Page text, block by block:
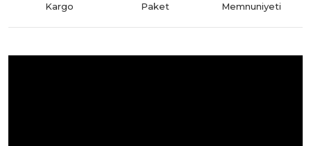
Kargo
Paket
Memnuniyeti